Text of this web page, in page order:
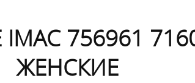
756961
ЖЕНСКИЕ